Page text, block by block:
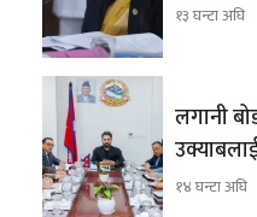
१३ घन्टा अघि
लगानी
१४ घन्टा अघि